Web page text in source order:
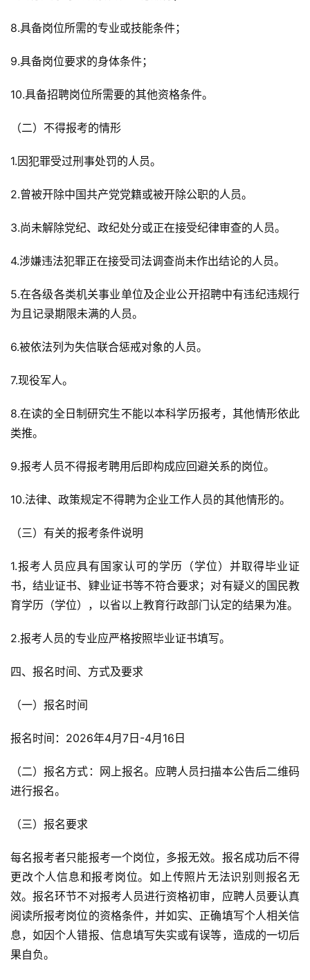
8.具备岗位所需的专业或技能条件；
9.具备岗位要求的身体条件；
10.具备招聘岗位所需要的其他资格条件。
（二）不得报考的情形
1.因犯罪受过刑事处罚的人员。
2.曾被开除中国共产党党籍或被开除公职的人员。
3.尚未解除党纪、政纪处分或正在接受纪律审查的人员。
4.涉嫌违法犯罪正在接受司法调查尚未作出结论的人员。
5.在各级各类机关事业单位及企业公开招聘中有违纪违规行
为且记录期限未满的人员。
6.被依法列为失信联合惩戒对象的人员。
7.现役军人。
8.在读的全日制研究生不能以本科学历报考，其他情形依此
类推。
9.报考人员不得报考聘用后即构成应回避关系的岗位。
10.法律、政策规定不得聘为企业工作人员的其他情形的。
（三）有关的报考条件说明
1.报考人员应具有国家认可的学历（学位）并取得毕业证
书，结业证书、肄业证书等不符合要求；对有疑义的国民教
育学历（学位），以省以上教育行政部门认定的结果为准。
2.报考人员的专业应严格按照毕业证书填写。
四、报名时间、方式及要求
（一）报名时间
报名时间：2026年4月7日-4月16日
（二）报名方式：网上报名。应聘人员扫描本公告后二维码
进行报名。
（三）报名要求
每名报考者只能报考一个岗位，多报无效。报名成功后不得
更改个人信息和报考岗位。如上传照片无法识别则报名无
效。报名环节不对报考人员进行资格初审，应聘人员要认真
阅读所报考岗位的资格条件，并如实、正确填写个人相关信
息，如因个人错报、信息填写失实或有误等，造成的一切后
果自负。